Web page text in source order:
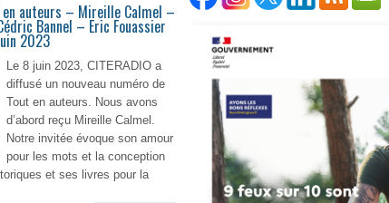
en auteurs – Mireille Calmel –
Bannel – Eric Fouassier
2023
Le 8 juin 2023, CITERADIO a
diffusé un nouveau numéro de
Tout en auteurs. Nous avons
d’abord reçu Mireille Calmel.
Notre invitée évoque son amour
pour les mots et la conception
et ses livres pour la